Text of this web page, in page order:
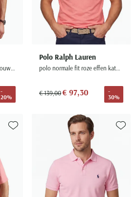
Big & Tall poloshirt korte mouw roze pique
-
20%
Polo Ralph Lauren
polo normale fit roze effen katoen korte mouwen
€ 139,00€ 97,30
-
30%
Toevoegen aan favorieten